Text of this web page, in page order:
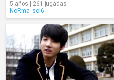
5 años | 261 jugadas
NoRma_sol6